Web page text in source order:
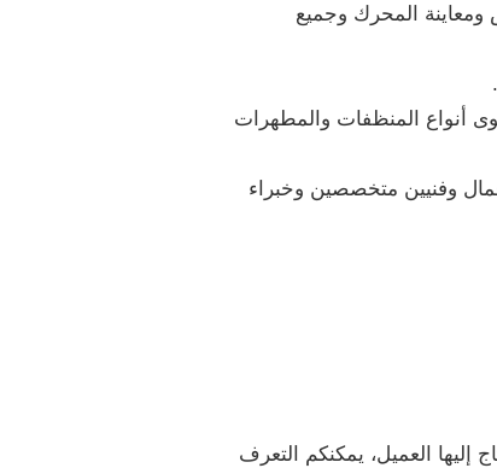
ومعاينة المحرك وجميع
أنواع المنظفات والمطهرات
وفنيين متخصصين وخبراء
إليها العميل، يمكنكم التعرف